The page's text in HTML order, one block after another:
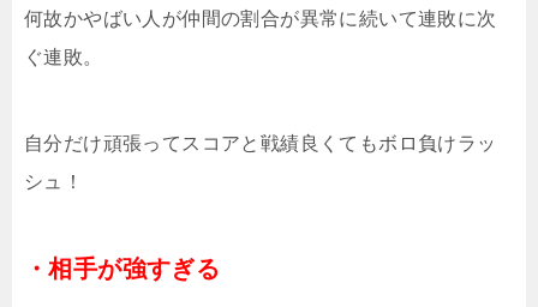
何故かやばい人が仲間の割合が異常に続いて連敗に次
ぐ連敗。
自分だけ頑張ってスコアと戦績良くてもボロ負けラッ
シュ！
・相手が強すぎる